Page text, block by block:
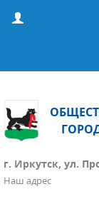
г. Иркутск, ул.
Наш адрес